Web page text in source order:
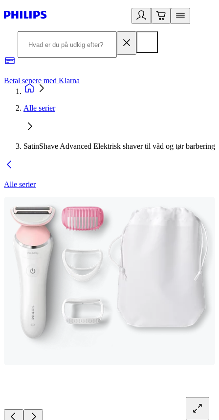
Betal senere med Klarna
Alle serier
SatinShave Advanced Elektrisk shaver til våd og tør barbering
Alle serier